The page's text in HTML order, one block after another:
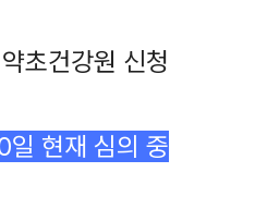
초건강원 신청
현재 심의 중